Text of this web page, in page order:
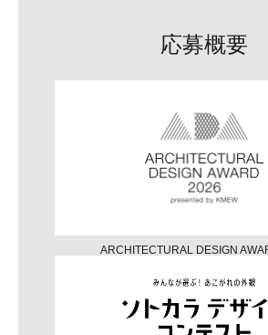
応募概要
ARCHITECTURAL DESIGN